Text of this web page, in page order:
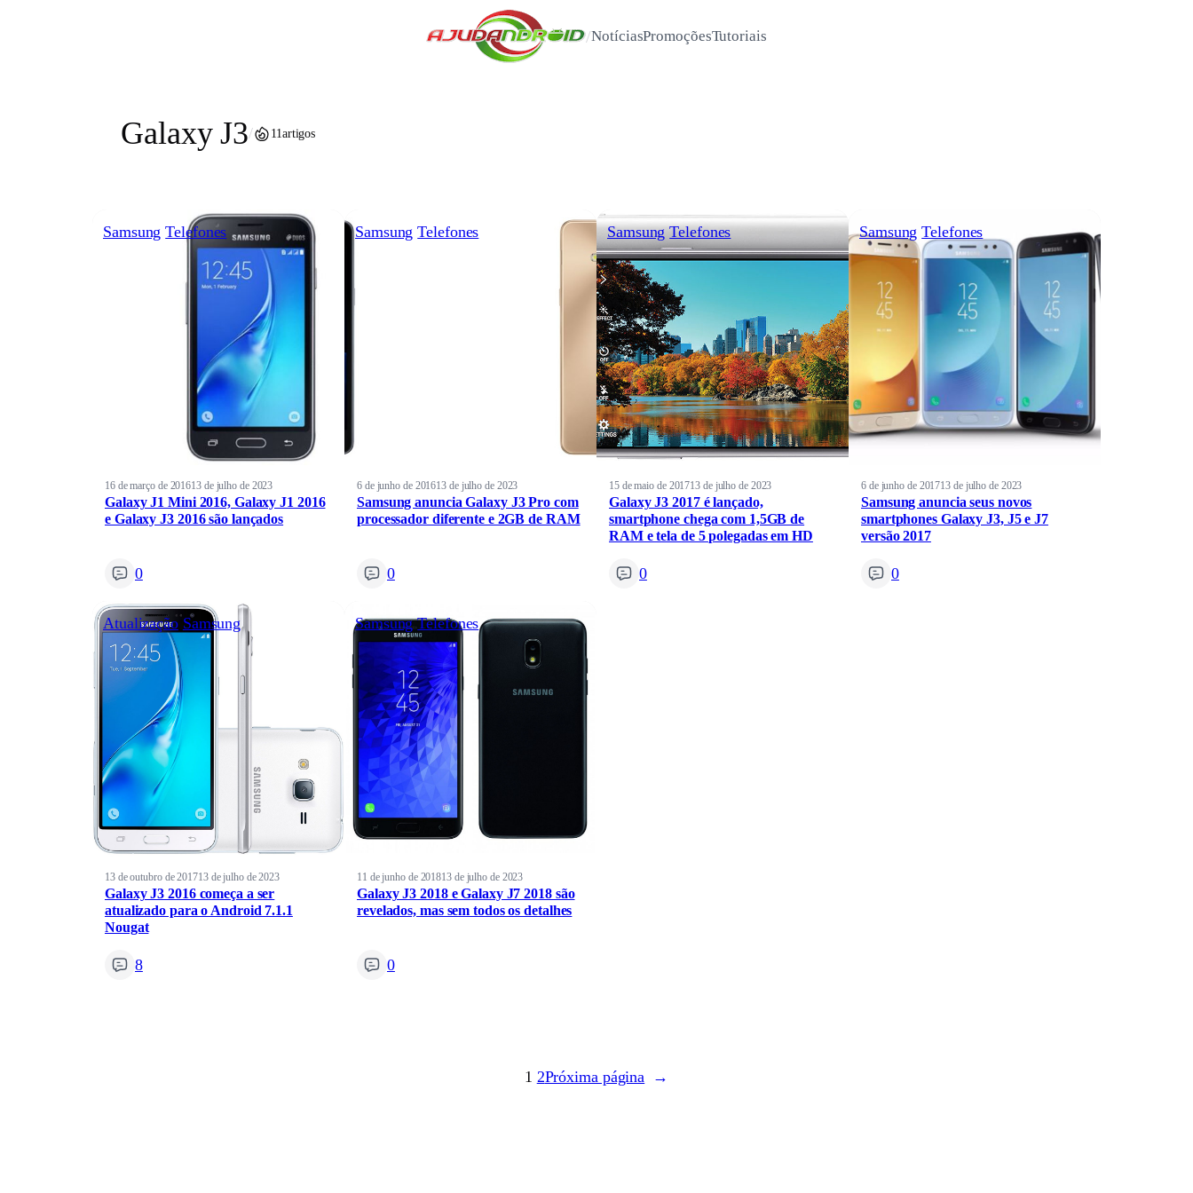
/NotíciasPromoçõesTutoriais
Galaxy J3/ 11artigos
Samsung Telefones
16 de março de 201613 de julho de 2023
Galaxy J1 Mini 2016, Galaxy J1 2016
e Galaxy J3 2016 são lançados
0
Samsung Telefones
6 de junho de 201613 de julho de 2023
Samsung anuncia Galaxy J3 Pro com
processador diferente e 2GB de RAM
0
Samsung Telefones
15 de maio de 201713 de julho de 2023
Galaxy J3 2017 é lançado,
smartphone chega com 1,5GB de
RAM e tela de 5 polegadas em HD
0
Samsung Telefones
6 de junho de 201713 de julho de 2023
Samsung anuncia seus novos
smartphones Galaxy J3, J5 e J7
versão 2017
0
Atualização Samsung
13 de outubro de 201713 de julho de 2023
Galaxy J3 2016 começa a ser
atualizado para o Android 7.1.1
Nougat
8
Samsung Telefones
11 de junho de 201813 de julho de 2023
Galaxy J3 2018 e Galaxy J7 2018 são
revelados, mas sem todos os detalhes
0
1 2Próxima página →